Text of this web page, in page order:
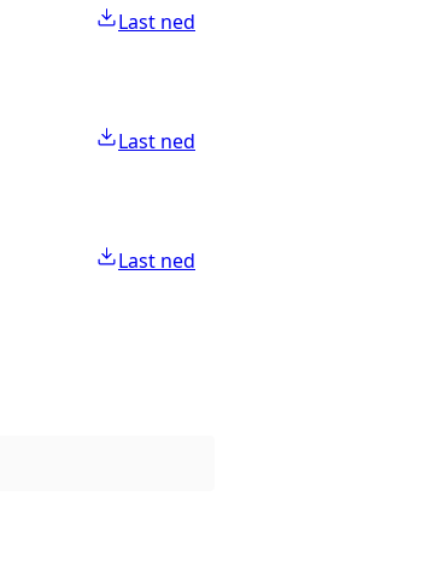
Last ned
Last ned
Last ned